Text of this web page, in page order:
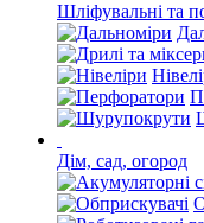
Шліфувальні та
Дім, сад, огород